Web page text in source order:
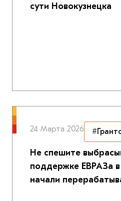
сути Новокузнецка
24 Марта 2026
Не спешите
поддержке ЕВРАЗа
начали